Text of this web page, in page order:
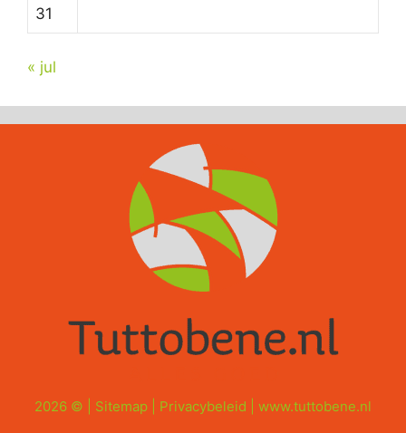
31
« jul
2026 © | Sitemap Privacybeleid www.tuttobene.nl